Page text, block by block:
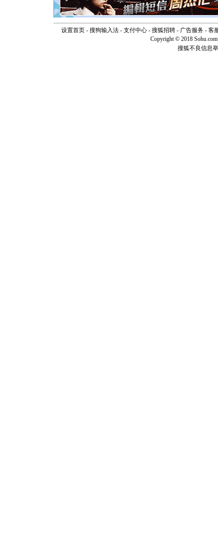
你是我专
[元旦]如
起；二是
离。水晶
[元旦]当
泣，这痛
设置首页- 搜狗输入法- 支付中心- 搜狐招聘- 广告服务- 客
Copyright © 2018
搜狐不良信息